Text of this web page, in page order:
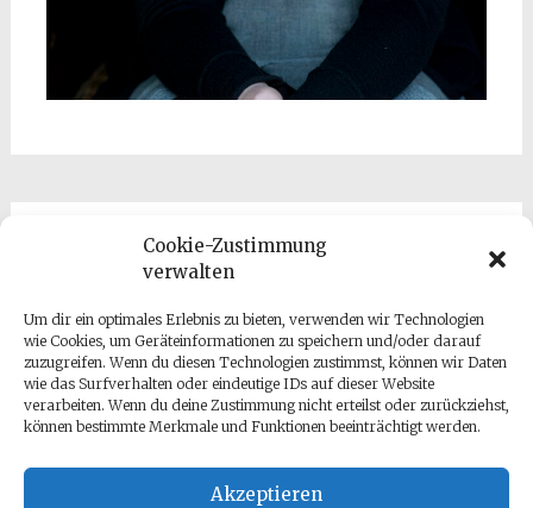
Cookie-Zustimmung
verwalten
Um dir ein optimales Erlebnis zu bieten, verwenden wir Technologien
wie Cookies, um Geräteinformationen zu speichern und/oder darauf
zuzugreifen. Wenn du diesen Technologien zustimmst, können wir Daten
wie das Surfverhalten oder eindeutige IDs auf dieser Website
verarbeiten. Wenn du deine Zustimmung nicht erteilst oder zurückziehst,
können bestimmte Merkmale und Funktionen beeinträchtigt werden.
Akzeptieren
Kontakt
Datenschutz
Impressum